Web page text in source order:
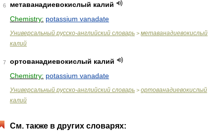
6
метаванадиевокислый калий
Chemistry: potassium vanadate
Универсальный русско-английский словарь > метаванадиевокислый
калий
7
ортованадиевокислый калий
Chemistry: potassium vanadate
Универсальный русско-английский словарь > ортованадиевокислый
калий
См. также в других словарях: